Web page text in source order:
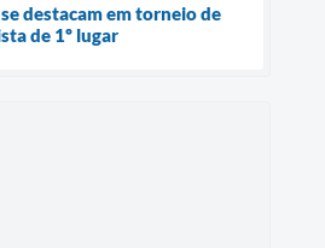
destacam em torneio de
de 1º lugar